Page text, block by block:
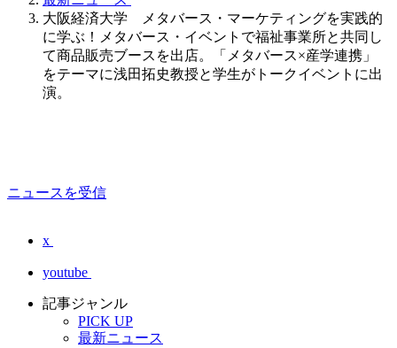
大阪経済大学 メタバース・マーケティングを実践的
に学ぶ！メタバース・イベントで福祉事業所と共同し
て商品販売ブースを出店。「メタバース×産学連携」
をテーマに浅田拓史教授と学生がトークイベントに出
演。
ニュースを受信
x
youtube
記事ジャンル
PICK UP
最新ニュース